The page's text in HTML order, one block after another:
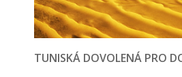
TUNISKÁ DOVOLENÁ PRO